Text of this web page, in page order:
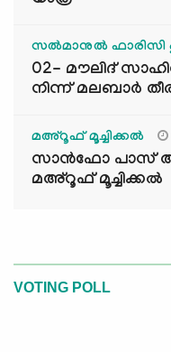
സൽമാനുൽ ഫാരിസി
02- മൗലിദ്
നിന്ന് മലബാർ
മഅ്റൂഫ് മൂച്ചിക്കല്‍
സാൻഫോ പാസ്
മഅ്റൂഫ് മൂച്ചിക്കല്‍
VOTING POLL